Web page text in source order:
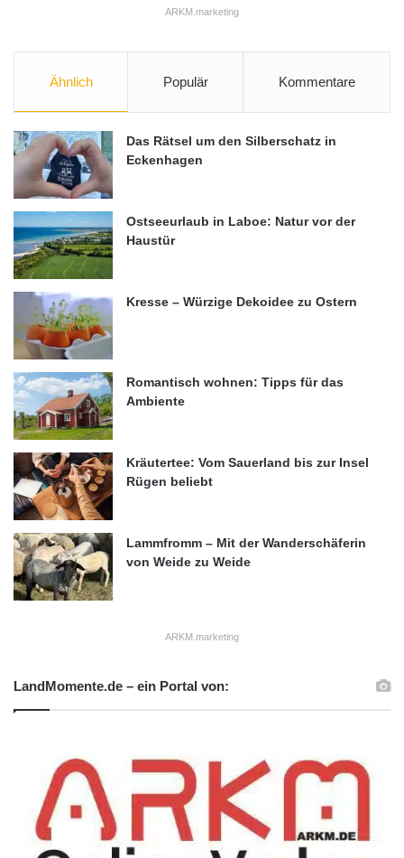
ARKM.marketing
Ähnlich Populär Kommentare
Das Rätsel um den Silberschatz in
Eckenhagen
Ostseeurlaub in Laboe: Natur vor der
Haustür
Kresse – Würzige Dekoidee zu Ostern
Romantisch wohnen: Tipps für das
Ambiente
Kräutertee: Vom Sauerland bis zur Insel
Rügen beliebt
Lammfromm – Mit der Wanderschäferin
von Weide zu Weide
ARKM.marketing
LandMomente.de – ein Portal von: